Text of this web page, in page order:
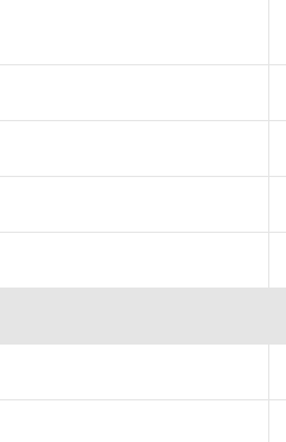
care permit o curatare eficienta si
maximiza puterea de aspirare, iar
permite incurcarea firelor de par
este constanta pe tot parcursul
Ajustare automata a puterii de